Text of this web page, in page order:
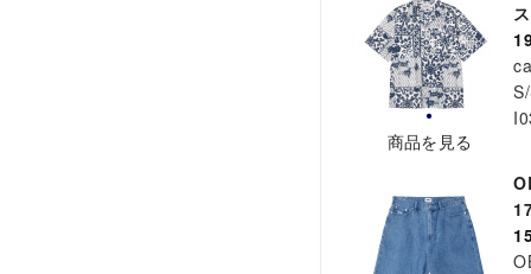
商品を見る